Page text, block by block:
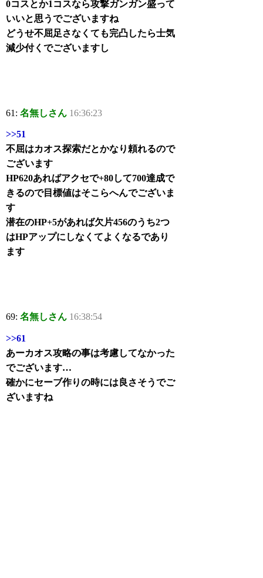
0コスとか1コスなら攻撃ガンガン盛って
いいと思うでございますね
どうせ不屈足さなくても完凸したら士気
減少付くでございますし
61:名無しさん 16:36:23
>>51
不屈はカオス探索だとかなり頼れるので
ございます
HP620あればアクセで+80して700達成で
きるので目標値はそこらへんでございま
す
潜在のHP+5があれば欠片456のうち2つ
はHPアップにしなくてよくなるであり
ます
69:名無しさん 16:38:54
>>61
あーカオス攻略の事は考慮してなかった
でございます…
確かにセーブ作りの時には良さそうでご
ざいますね